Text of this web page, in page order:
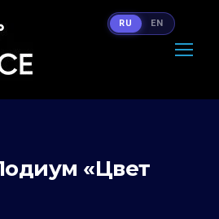
«Цвет
RU EN